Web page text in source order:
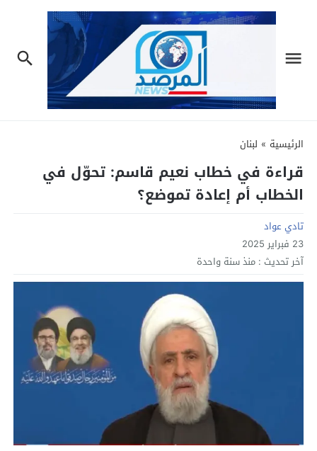
الرئيسية » لبنان
قراءة في خطاب نعيم قاسم: تحوّل في
الخطاب أم إعادة تموضع؟
تادي عواد
23 فبراير 2025
آخر تحديث : منذ سنة واحدة